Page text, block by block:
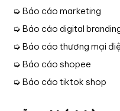
➭ Báo cáo marketing
➭ Báo cáo digital
➭ Báo cáo thương mại
➭ Báo cáo shopee
➭ Báo cáo tiktok shop